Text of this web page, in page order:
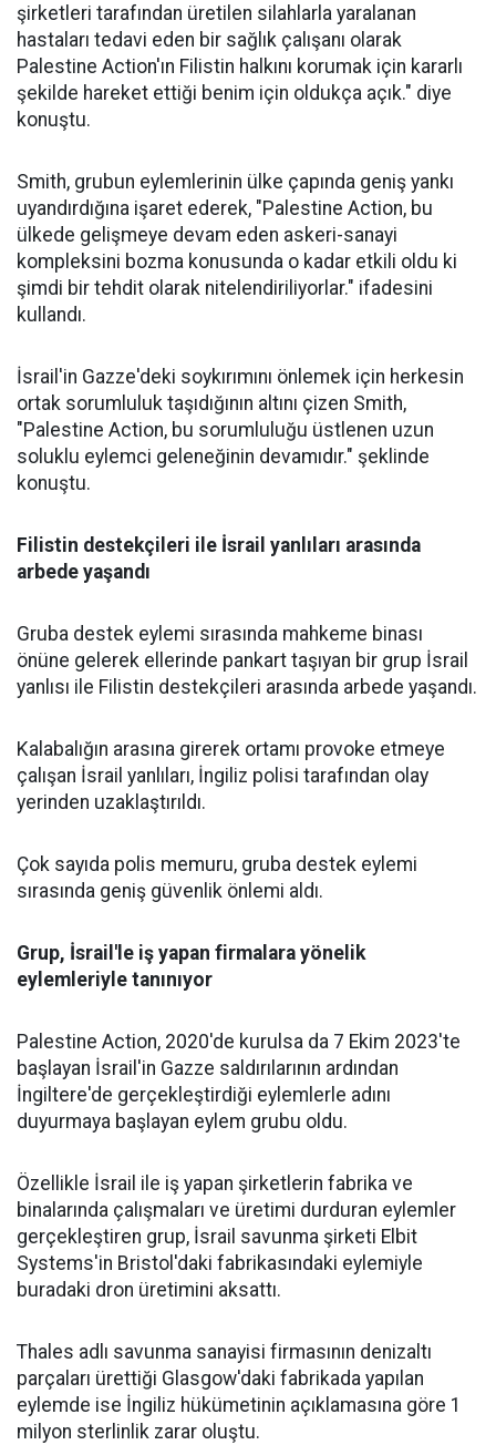
şirketleri tarafından üretilen silahlarla yaralanan
hastaları tedavi eden bir sağlık çalışanı olarak
Palestine Action'ın Filistin halkını korumak için kararlı
şekilde hareket ettiği benim için oldukça açık." diye
konuştu.
Smith, grubun eylemlerinin ülke çapında geniş yankı
uyandırdığına işaret ederek, "Palestine Action, bu
ülkede gelişmeye devam eden askeri-sanayi
kompleksini bozma konusunda o kadar etkili oldu ki
şimdi bir tehdit olarak nitelendiriliyorlar." ifadesini
kullandı.
İsrail'in Gazze'deki soykırımını önlemek için herkesin
ortak sorumluluk taşıdığının altını çizen Smith,
"Palestine Action, bu sorumluluğu üstlenen uzun
soluklu eylemci geleneğinin devamıdır." şeklinde
konuştu.
Filistin destekçileri ile İsrail yanlıları arasında
arbede yaşandı
Gruba destek eylemi sırasında mahkeme binası
önüne gelerek ellerinde pankart taşıyan bir grup İsrail
yanlısı ile Filistin destekçileri arasında arbede yaşandı.
Kalabalığın arasına girerek ortamı provoke etmeye
çalışan İsrail yanlıları, İngiliz polisi tarafından olay
yerinden uzaklaştırıldı.
Çok sayıda polis memuru, gruba destek eylemi
sırasında geniş güvenlik önlemi aldı.
Grup, İsrail'le iş yapan firmalara yönelik
eylemleriyle tanınıyor
Palestine Action, 2020'de kurulsa da 7 Ekim 2023'te
başlayan İsrail'in Gazze saldırılarının ardından
İngiltere'de gerçekleştirdiği eylemlerle adını
duyurmaya başlayan eylem grubu oldu.
Özellikle İsrail ile iş yapan şirketlerin fabrika ve
binalarında çalışmaları ve üretimi durduran eylemler
gerçekleştiren grup, İsrail savunma şirketi Elbit
Systems'in Bristol'daki fabrikasındaki eylemiyle
buradaki dron üretimini aksattı.
Thales adlı savunma sanayisi firmasının denizaltı
parçaları ürettiği Glasgow'daki fabrikada yapılan
eylemde ise İngiliz hükümetinin açıklamasına göre 1
milyon sterlinlik zarar oluştu.